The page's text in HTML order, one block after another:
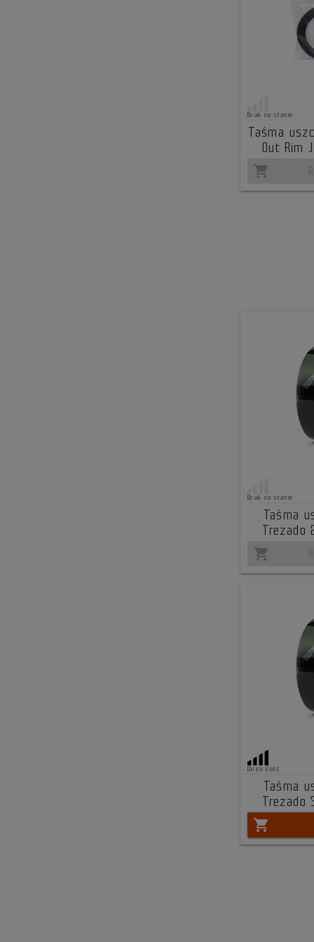
Brak na stanie
Taśma
Out Rim
shopping_cart
Brak na stanie
Taśma
Trezado
shopping_cart
Duża ilość
Taśma
Trezado
shopping_cart